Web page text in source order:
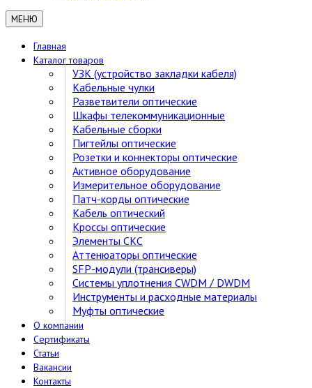
МЕНЮ
Главная
Каталог товаров
УЗК (устройство закладки кабеля)
Кабельные чулки
Разветвители оптические
Шкафы телекоммуникационные
Кабельные сборки
Пигтейлы оптические
Розетки и коннекторы оптические
Активное оборудование
Измерительное оборудование
Патч-корды оптические
Кабель оптический
Кроссы оптические
Элементы СКС
Аттенюаторы оптические
SFP-модули (трансиверы)
Cистемы уплотнения CWDM / DWDM
Инструменты и расходные материалы
Муфты оптические
О компании
Сертификаты
Статьи
Вакансии
Контакты